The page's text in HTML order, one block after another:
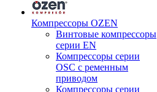
Компрессоры OZEN
Винтовые компрессоры
серии EN
Компрессоры серии
OSC с ременным
приводом
Компрессоры серии